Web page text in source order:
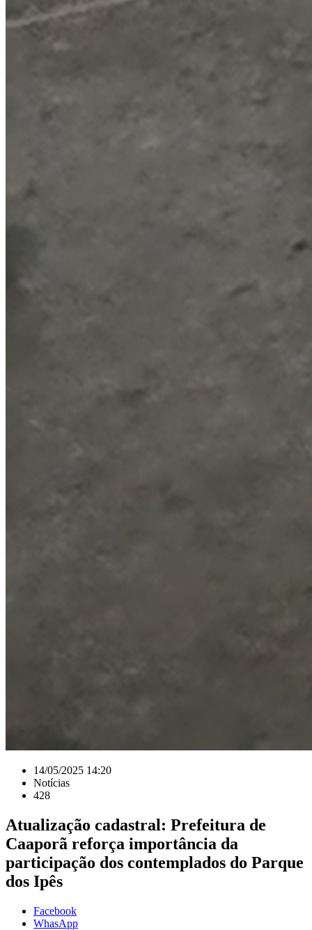
14/05/2025 14:20
Notícias
428
Atualização cadastral: Prefeitura de
Caaporã reforça importância da
participação dos contemplados do Parque
dos Ipês
Facebook
WhasApp